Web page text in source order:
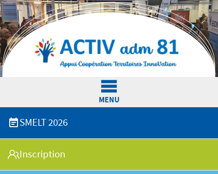
Jump to navigation
MENU
SMELT 2026
Inscription